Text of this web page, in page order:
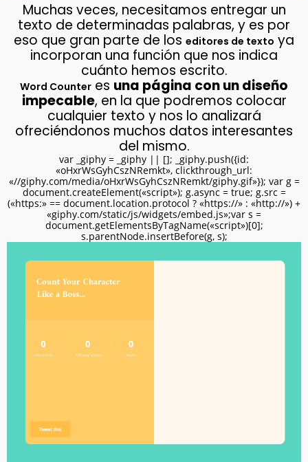
Muchas veces, necesitamos entregar un
texto de determinadas palabras, y es por
eso que gran parte de los editores de texto ya
incorporan una función que nos indica
cuánto hemos escrito.
Word Counter es una página con un diseño
impecable, en la que podremos colocar
cualquier texto y nos lo analizará
ofreciéndonos muchos datos interesantes
del mismo.
var _giphy = _giphy || []; _giphy.push({id:
«oHxrWsGyhCszNRemkt», clickthrough_url:
«//giphy.com/media/oHxrWsGyhCszNRemkt/giphy.gif»}); var g =
document.createElement(«script»); g.async = true; g.src =
(«https:» == document.location.protocol ? «https://» : «http://») +
«giphy.com/static/js/widgets/embed.js»;var s =
document.getElementsByTagName(«script»)[0];
s.parentNode.insertBefore(g, s);